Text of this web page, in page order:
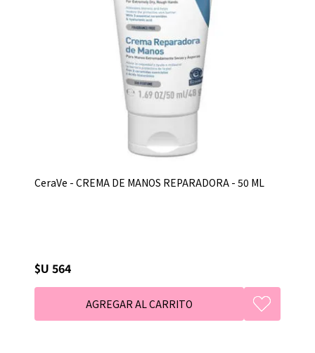
CeraVe - CREMA DE MANOS REPARADORA - 50 ML
$U 564